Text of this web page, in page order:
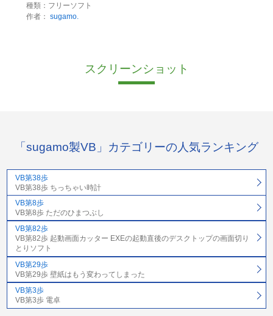
種類：フリーソフト
作者： sugamo.
スクリーンショット
「sugamo製VB」カテゴリーの人気ランキング
VB第38歩
VB第38歩 ちっちゃい時計
VB第8歩
VB第8歩 ただのひまつぶし
VB第82歩
VB第82歩 起動画面カッター EXEの起動直後のデスクトップの画面切り
とりソフト
VB第29歩
VB第29歩 壁紙はもう変わってしまった
VB第3歩
VB第3歩 電卓